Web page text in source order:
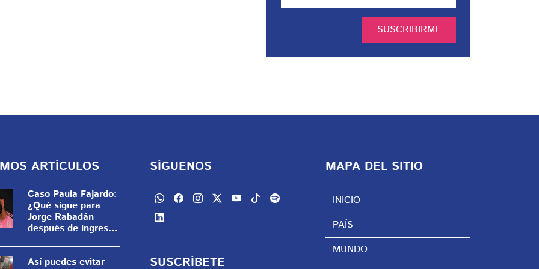
SUSCRIBIRME
ARTÍCULOS
Caso Paula Fajardo:
¿Qué sigue para
Jorge Rabadán
después de ingresar
Atlacholoaya?
Así puedes evitar
SÍGUENOS
SUSCRÍBETE
MAPA DEL SITIO
INICIO
PAÍS
MUNDO